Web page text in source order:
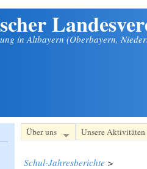
in Altbayern (Oberbayern,
Über uns Unsere Aktivitäten
Schul-Jahresberichte >